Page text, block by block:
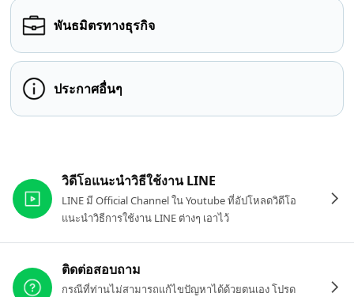
พันธมิตรทางธุรกิจ
ประกาศอื่นๆ
วิดีโอแนะนำวิธีใช้งาน LINE
LINE มี Official Channel ใน Youtube ที่อัปโหลดวิดีโอ
แนะนำวิธีการใช้งาน LINE ต่างๆ เอาไว้
ติดต่อสอบถาม
กรณีที่ท่านไม่สามารถแก้ไขปัญหาได้ด้วยตนเอง โปรด